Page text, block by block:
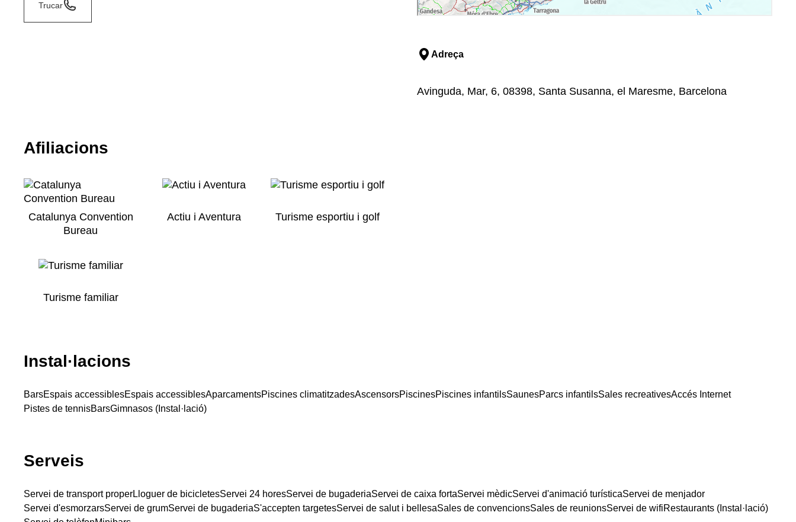
Trucar
Adreça
Avinguda, Mar, 6, 08398, Santa Susanna, el Maresme, Barcelona
Afiliacions
Catalunya Convention
Bureau
Actiu i Aventura Turisme esportiu i golf
Turisme familiar
Instal·lacions
BarsEspais accessiblesEspais accessiblesAparcamentsPiscines climatitzadesAscensorsPiscinesPiscines infantilsSaunesParcs infantilsSales recreativesAccés Internet
Pistes de tennisBarsGimnasos (Instal·lació)
Serveis
Servei de transport properLloguer de bicicletesServei 24 horesServei de bugaderiaServei de caixa fortaServei mèdicServei d'animació turísticaServei de menjador
Servei d'esmorzarsServei de grumServei de bugaderiaS'accepten targetesServei de salut i bellesaSales de convencionsSales de reunionsServei de wifiRestaurants (Instal·lació)